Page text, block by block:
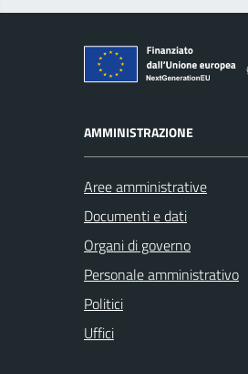
AMMINISTRAZIONE
Aree amministrative
Documenti e dati
Organi di governo
Personale amministrativo
Politici
Uffici